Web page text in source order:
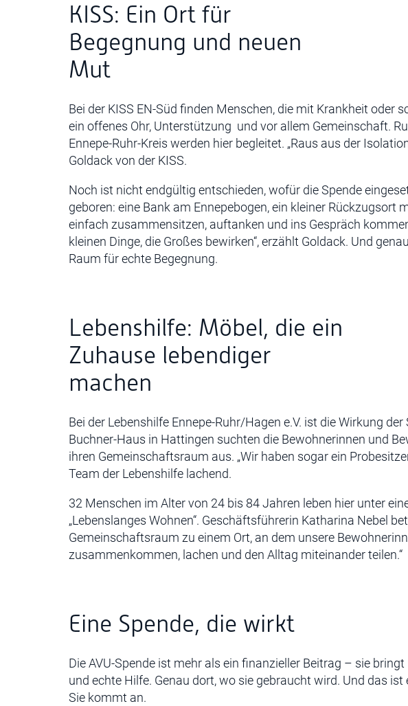
KISS: Ein Ort für
Begegnung und neuen
Mut
Bei der KISS EN-Süd finden Menschen, die mit Krankheit oder
ein offenes Ohr, Unterstützung und vor allem Gemeinschaft.
Ennepe-Ruhr-Kreis werden hier begleitet. „Raus aus der
Goldack von der KISS.
Noch ist nicht endgültig entschieden, wofür die Spende
geboren: eine Bank am Ennepebogen, ein kleiner Rückzugsort
einfach zusammensitzen, auftanken und ins Gespräch
kleinen Dinge, die Großes bewirken“, erzählt Goldack. Und
Raum für echte Begegnung.
Lebenshilfe: Möbel, die ein
Zuhause lebendiger
machen
Bei der Lebenshilfe Ennepe-Ruhr/Hagen e.V. ist die Wirkung
Buchner-Haus in Hattingen suchten die Bewohnerinnen und
ihren Gemeinschaftsraum aus. „Wir haben sogar ein
Team der Lebenshilfe lachend.
32 Menschen im Alter von 24 bis 84 Jahren leben hier unter
„Lebenslanges Wohnen“. Geschäftsführerin Katharina Nebel
Gemeinschaftsraum zu einem Ort, an dem unsere
zusammenkommen, lachen und den Alltag miteinander teilen.“
Eine Spende, die wirkt
Die AVU-Spende ist mehr als ein finanzieller Beitrag – sie
und echte Hilfe. Genau dort, wo sie gebraucht wird. Und das
Sie kommt an.